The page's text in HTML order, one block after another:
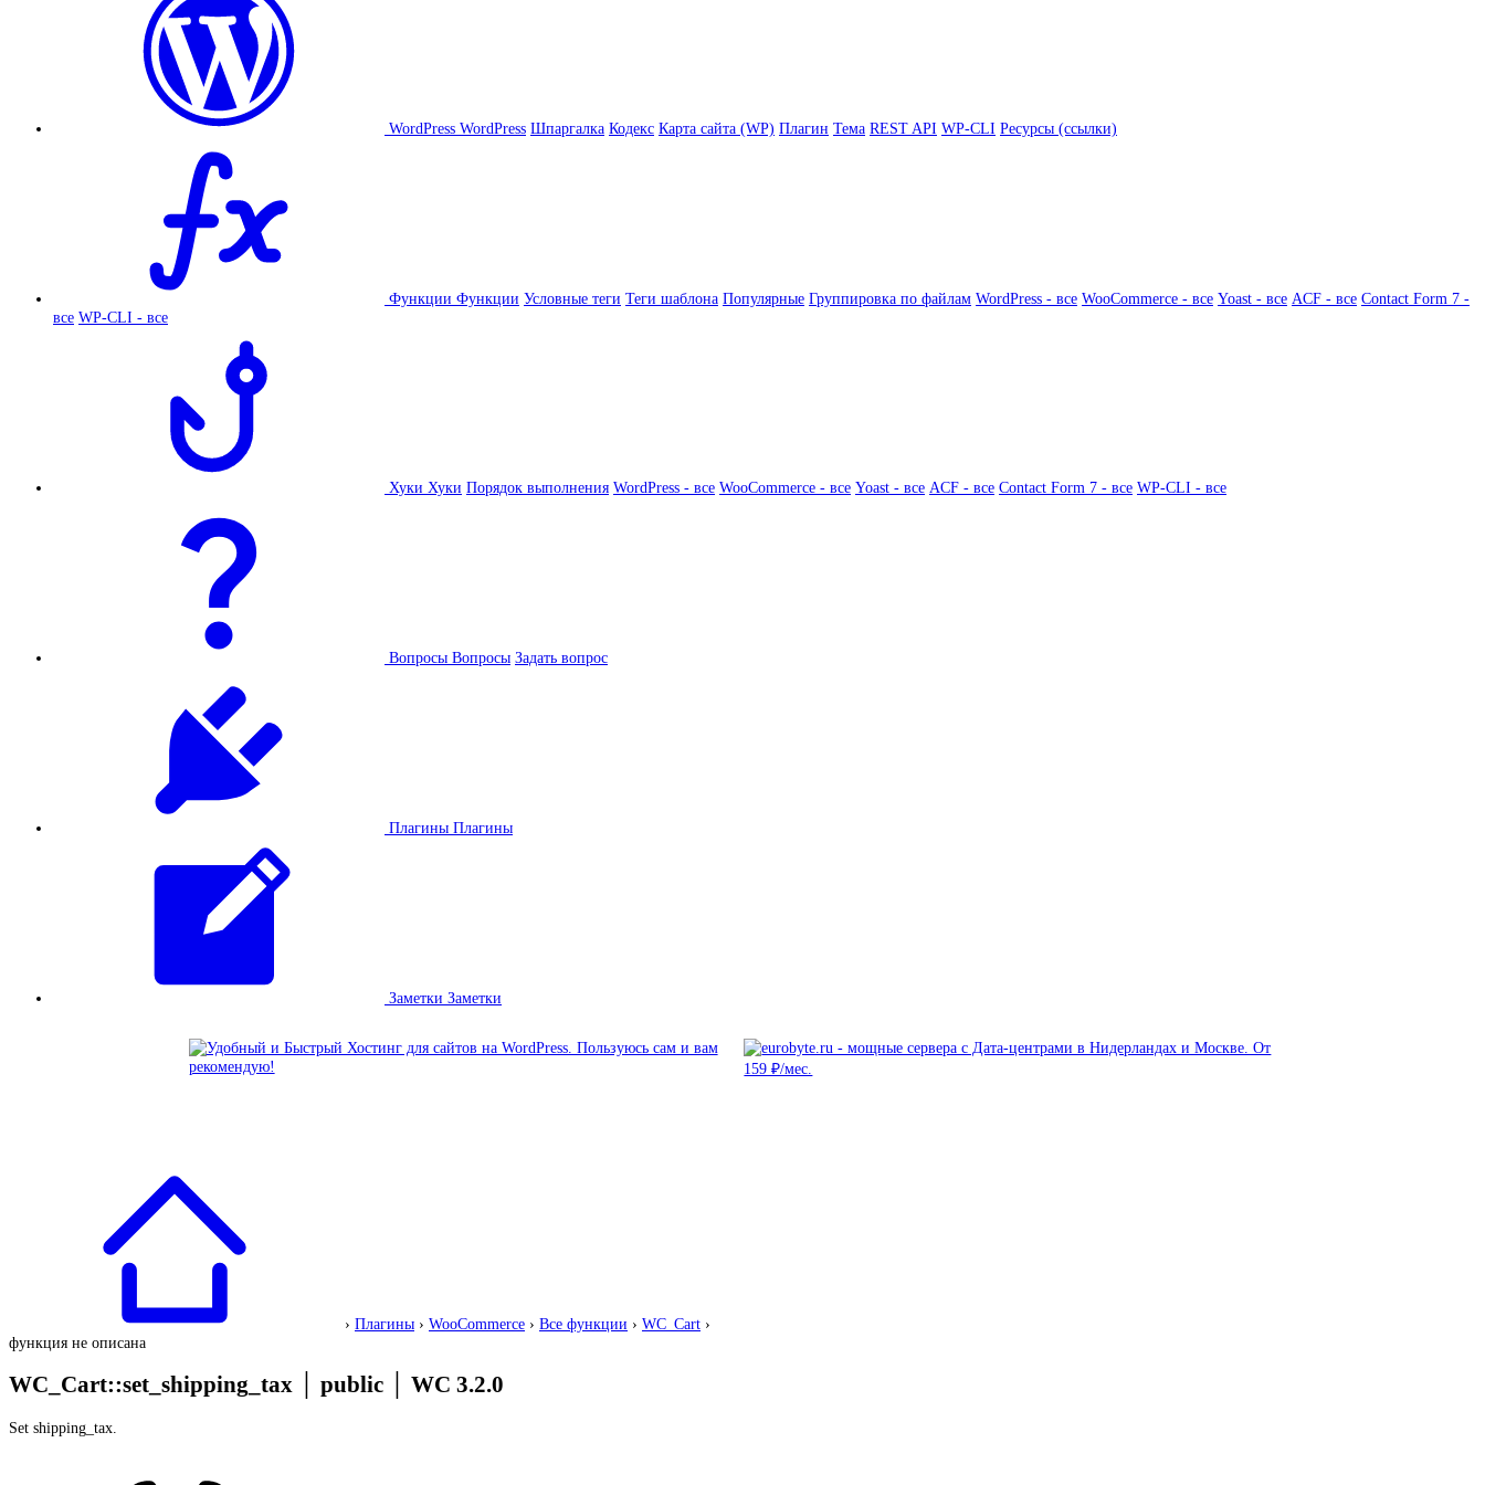
WordPress WordPress Шпаргалка Кодекс Карта сайта (WP) Плагин Тема REST API WP-CLI Ресурсы (ссылки)
Функции Функции Условные теги Теги шаблона Популярные Группировка по файлам WordPress - все WooCommerce - все Yoast - все ACF - все Contact Form 7 -
все WP-CLI - все
Хуки Хуки Порядок выполнения WordPress - все WooCommerce - все Yoast - все ACF - все Contact Form 7 - все WP-CLI - все
Вопросы Вопросы Задать вопрос
Плагины Плагины
Заметки Заметки
› Плагины › WooCommerce › Все функции › WC_Cart ›
функция не описана
WC_Cart::set_shipping_tax public WC 3.2.0
Set shipping_tax.